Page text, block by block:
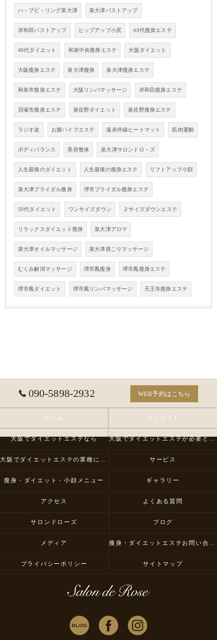
ハ－ブピ－リング泉大津 泉大津バストアップ
岸和田バストアップ ヒップアップ小尻 40代瘦身エステ
40代ダイエット 和泉中央瘦身エステ 大阪ダイエット
大阪瘦身エステ 泉大津瘦身 泉大津瘦身エステ
和泉市瘦身エステ 大阪リンパマッサージ 岸和田瘦身エステ
貝塚市瘦身エステ 泉佐野ダイエット 泉佐野瘦身エステ
ラジオ波 お腹ハイフエステ 遠赤外線ヒートマット 筋肉運動
ボディバランス 美容整体 泉大津サロンドロ－ズ
人生最後のダイエット 人生最後の瘦身エステ リフトアップ小顔
泉大津ブライダル痩身 堺市ブライダル瘦身エステ
50代ダイエット ワンサイズダウン ２サイズダウンエステ
リラックスダイエット瘦身 泉大津アロマ
泉大津オイルマッサージ 泉大津肩こりマッサージ
むくみ解消マッサージ 堺市鳳瘦身 堺市鳳瘦身エステ
堺市鳳ダイエット 堺市鳳リンパマッサージ 天王寺瘦身エステ
090-5898-2932 WEB予約はこちら
ホーム コンセプト
大阪でダイエットエステなら 大阪でダイエットエステが必要とされる理由
大阪でダイエットエステの業種について サービス
瘦身・ダイエット・小顔メニュー ギャラリー
アクセス よくある質問
サロンドローズ ブログ
メディア 痩身・ダイエットエステお問い合わせ
プライバシーポリシー サイトマップ